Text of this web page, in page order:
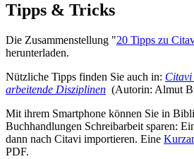
Tipps & Tricks
Die Zusammenstellung "20 Tipps zu
herunterladen.
Nützliche Tipps finden Sie auch in: Citavi
arbeitende Disziplinen (Autorin: Almut
Mit ihrem Smartphone können Sie in
Buchhandlungen Schreibarbeit sparen:
dann nach Citavi importieren. Eine
PDF.